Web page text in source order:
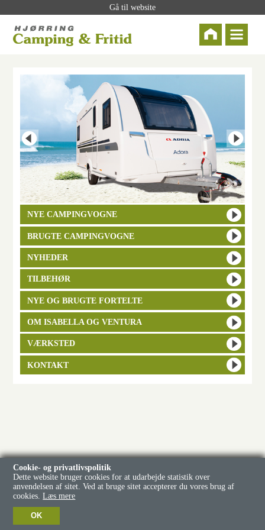
Gå til website
NYE CAMPINGVOGNE
BRUGTE CAMPINGVOGNE
NYHEDER
TILBEHØR
NYE OG BRUGTE FORTELTE
OM ISABELLA OG VENTURA
VÆRKSTED
KONTAKT
Cookie- og privatlivspolitik
Dette website bruger cookies for at udarbejde statistik over
anvendelsen af sitet. Ved at bruge sitet accepterer du vores brug af
cookies. Læs mere